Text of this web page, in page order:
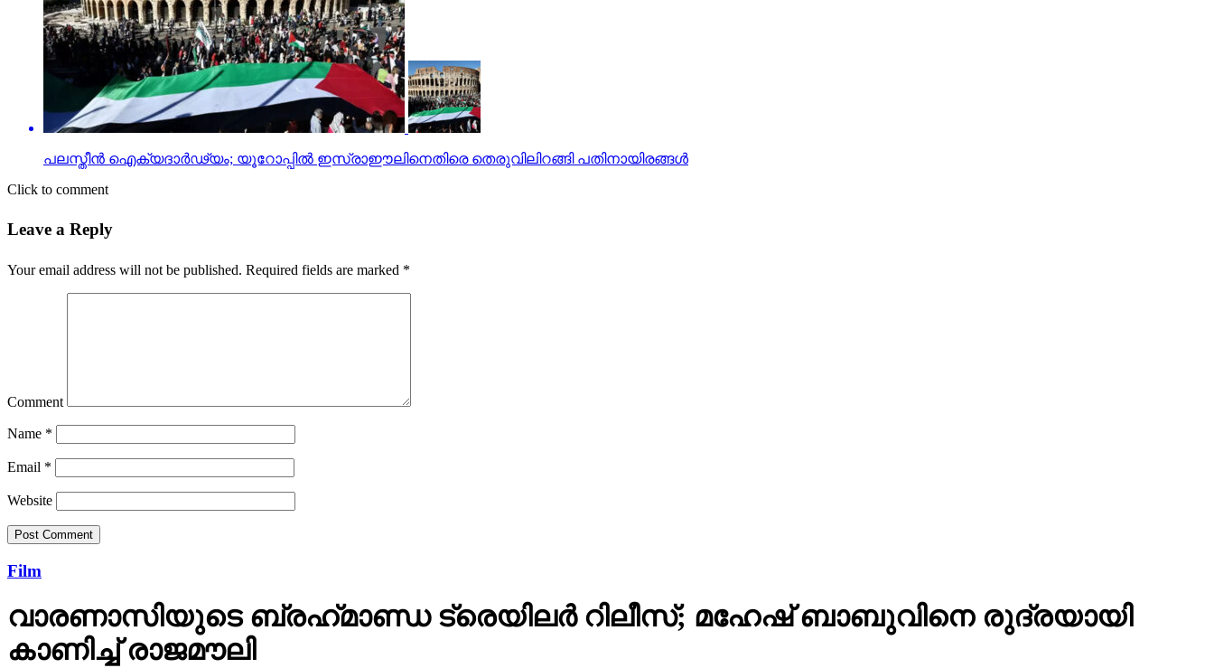
പലസ്തീന്‍ ഐക്യദാര്‍ഢ്യം; യൂറോപ്പില്‍ ഇസ്രാഈലിനെതിരെ തെരുവിലിറങ്ങി പതിനായിരങ്ങള്‍
Click to comment
Leave a Reply
Your email address will not be published. Required fields are marked *
Comment
Name *
Email *
Website
Film
വാരണാസിയുടെ ബ്രഹ്‌മാണ്ഡ ട്രെയിലര്‍ റിലീസ്; മഹേഷ് ബാബുവിനെ രുദ്രയായി
കാണിച്ച് രാജമൗലി